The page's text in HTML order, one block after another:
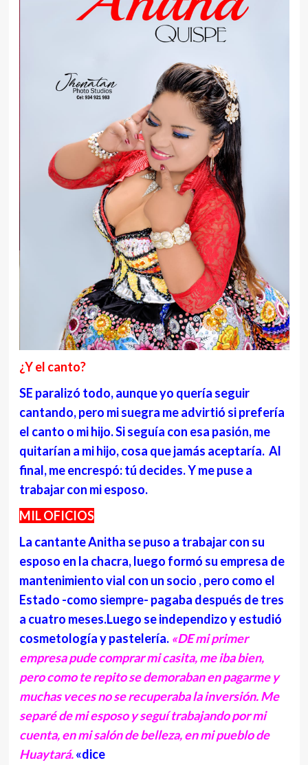
¿Y el canto?
SE paralizó todo, aunque yo quería seguir
cantando, pero mi suegra me advirtió si prefería
el canto o mi hijo. Si seguía con esa pasión, me
quitarían a mi hijo, cosa que jamás aceptaría. Al
final, me encrespó: tú decides. Y me puse a
trabajar con mi esposo.
MIL OFICIOS
La cantante Anitha se puso a trabajar con su
esposo en la chacra, luego formó su empresa de
mantenimiento vial con un socio , pero como el
Estado -como siempre- pagaba después de tres
a cuatro meses.Luego se independizo y estudió
cosmetología y pastelería.«DE mi primer
empresa pude comprar mi casita, me iba bien,
pero como te repito se demoraban en pagarme y
muchas veces no se recuperaba la inversión. Me
separé de mi esposo y seguí trabajando por mi
cuenta, en mi salón de belleza, en mi pueblo de
Huaytará. «dice